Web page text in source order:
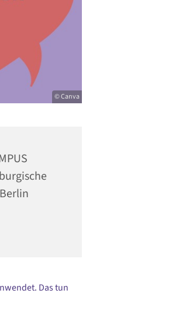
© Canva
Das tun